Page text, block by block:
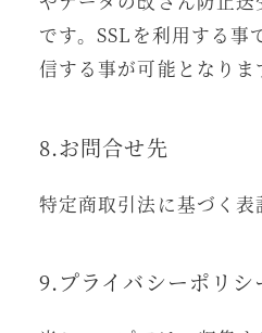
です。SSLを利用する事
信する事が可能となりま
8.お問合せ先
特定商取引法に基づく表
9.プライバシーポリシ